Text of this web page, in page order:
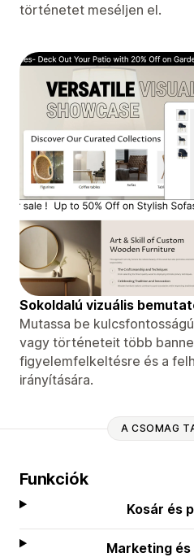
történetet meséljen el.
Sokoldalú vizuális
Mutassa be
vagy történeteit több
figyelemfelkeltésre és a
irányítására.
A CSOMAG
Funkciók
Kosár és
Marketing